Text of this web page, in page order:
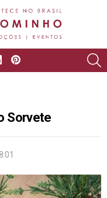
linkedin
Sorvete